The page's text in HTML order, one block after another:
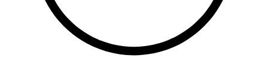
107,5 FM
Биләр